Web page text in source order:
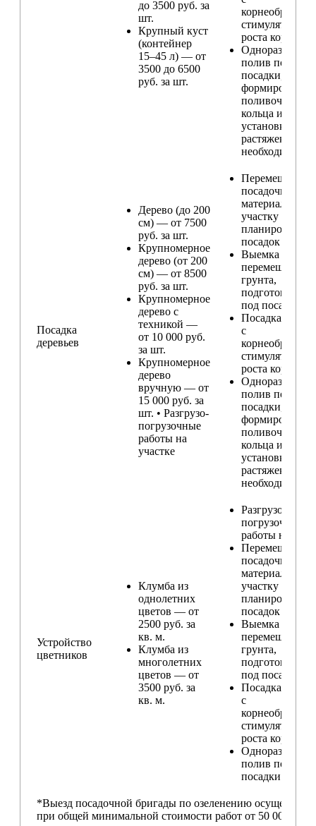
до 3500 руб. за
шт.
Крупный куст
(контейнер
15–45 л) — от
3500 до 6500
руб. за шт.
стимулятором
роста корней
Одноразовый
полив после
посадки,
формирование
поливочного
кольца и
установка
растяжек (при
Посадка
деревьев
Дерево (до 200
см) — от 7500
руб. за шт.
Крупномерное
дерево (от 200
см) — от 8500
руб. за шт.
Крупномерное
дерево с
техникой —
от 10 000 руб.
за шт.
Крупномерное
дерево
вручную — от
15 000 руб. за
шт. • Разгрузо-
погрузочные
работы на
участке
Перемещение
посадочного
материала по
участку и
планирование
посадок
Выемка и
перемещение
грунта,
подготовка
под посадку
Посадка
с
стимулятором
роста корней
Одноразовый
полив после
посадки,
формирование
поливочного
кольца и
установка
растяжек (при
Устройство
цветников
Клумба из
однолетних
цветов — от
2500 руб. за
кв. м.
Клумба из
многолетних
цветов — от
3500 руб. за
кв. м.
Разгрузо-
погрузочные
работы на
Перемещение
посадочного
материала по
участку и
планирование
посадок
Выемка и
перемещение
грунта,
подготовка
под посадку
Посадка
с
стимулятором
роста корней
Одноразовый
полив после
посадки
*Выезд посадочной бригады по озеленению
при общей минимальной стоимости работ от 50 000,00